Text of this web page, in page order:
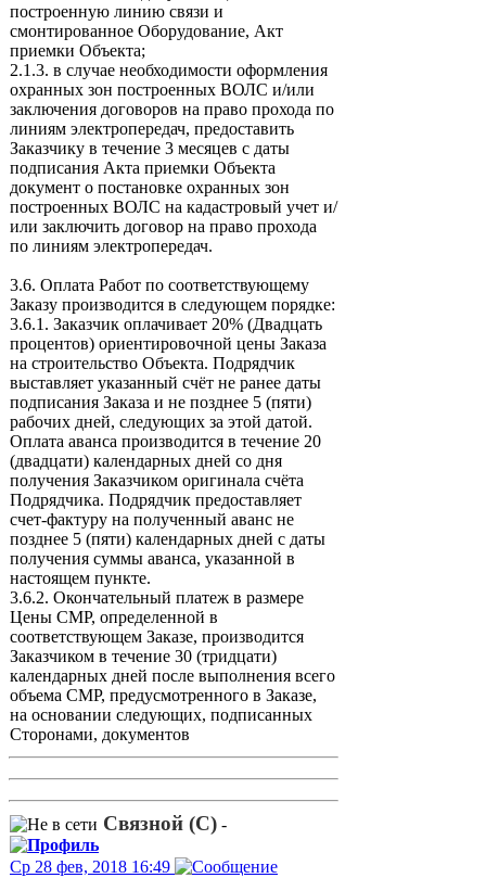
построенную линию связи и
смонтированное Оборудование, Акт
приемки Объекта;
2.1.3. в случае необходимости оформления
охранных зон построенных ВОЛС и/или
заключения договоров на право прохода по
линиям электропередач, предоставить
Заказчику в течение 3 месяцев с даты
подписания Акта приемки Объекта
документ о постановке охранных зон
построенных ВОЛС на кадастровый учет и/
или заключить договор на право прохода
по линиям электропередач.
3.6. Оплата Работ по соответствующему
Заказу производится в следующем порядке:
3.6.1. Заказчик оплачивает 20% (Двадцать
процентов) ориентировочной цены Заказа
на строительство Объекта. Подрядчик
выставляет указанный счёт не ранее даты
подписания Заказа и не позднее 5 (пяти)
рабочих дней, следующих за этой датой.
Оплата аванса производится в течение 20
(двадцати) календарных дней со дня
получения Заказчиком оригинала счёта
Подрядчика. Подрядчик предоставляет
счет-фактуру на полученный аванс не
позднее 5 (пяти) календарных дней с даты
получения суммы аванса, указанной в
настоящем пункте.
3.6.2. Окончательный платеж в размере
Цены СМР, определенной в
соответствующем Заказе, производится
Заказчиком в течение 30 (тридцати)
календарных дней после выполнения всего
объема СМР, предусмотренного в Заказе,
на основании следующих, подписанных
Сторонами, документов
Связной (С) -
Ср 28 фев, 2018 16:49